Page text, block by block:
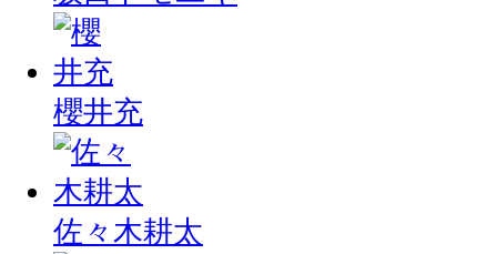
櫻井充
佐々木耕太